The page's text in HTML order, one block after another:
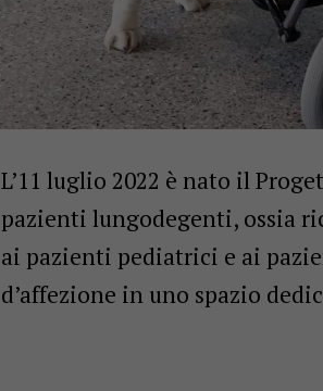
L’11 luglio 2022 è nato il
pazienti lungodegenti, ossia
ai pazienti pediatrici e ai
d’affezione in uno spazio